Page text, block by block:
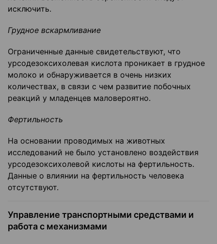
исключить.
Грудное вскармливание
Ограниченные данные свидетельствуют, что
урсодезоксихолевая кислота проникает в грудное
молоко и обнаруживается в очень низких
количествах, в связи с чем развитие побочных
реакций у младенцев маловероятно.
Фертильность
На основании проводимых на животных
исследований не было установлено воздействия
урсодезоксихолевой кислоты на фертильность.
Данные о влиянии на фертильность человека
отсутствуют.
Управление транспортными средствами и
работа с механизмами